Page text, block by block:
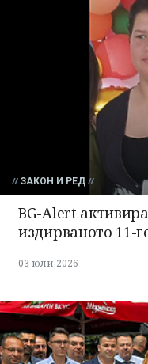
ЗАКОН И РЕД
BG-Alert
издирваното 11-
03 юли 2026